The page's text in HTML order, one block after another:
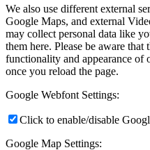
We also use different external
Google Maps, and external
may collect personal data like
them here. Please be aware
functionality and appearance of
once you reload the page.
Google Webfont Settings:
Click to enable/disable
Google Map Settings: